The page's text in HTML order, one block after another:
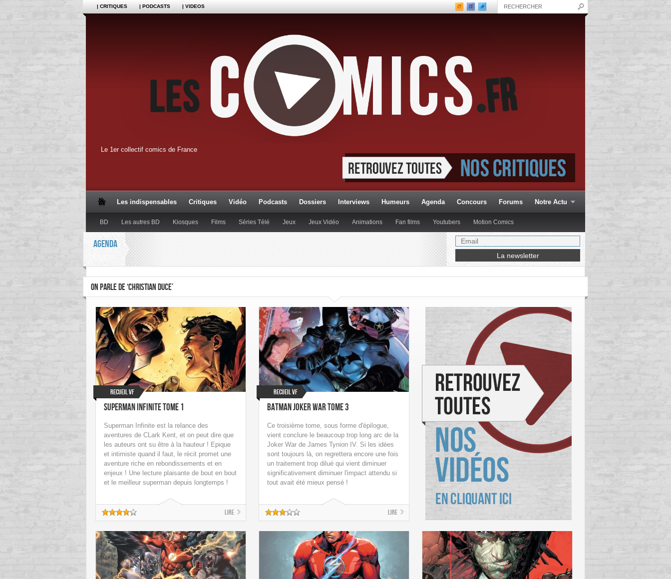
| CRITIQUES | PODCASTS | VIDEOS
Le 1er collectif comics de France
Les indispensables Critiques Vidéo Podcasts Dossiers Interviews Humeurs Agenda Concours Forums Notre Actu
BD Les autres BD Kiosques Films Séries Télé Jeux Jeux Vidéo Animations Fan films Youtubers Motion Comics
AGENDA
ON PARLE DE ‘CHRISTIAN DUCE’
Recueil VF
Superman Infinite tome 1
Superman Infinite est la relance des
aventures de CLark Kent, et on peut dire que
les auteurs ont su être à la hauteur ! Epique
et intimiste quand il faut, le récit promet une
aventure riche en rebondissements et en
enjeux ! Une lecture plaisante de bout en bout
et le meilleur superman depuis longtemps !
Lire
Recueil VF
Batman Joker War Tome 3
Ce troisième tome, sous forme d'épilogue,
vient conclure le beaucoup trop long arc de la
Joker War de James Tynion IV. Si les idées
sont toujours là, on regrettera encore une fois
un traitement trop dilué qui vient diminuer
significativement diminuer l'impact attendu si
tout avait été mieux pensé !
Lire